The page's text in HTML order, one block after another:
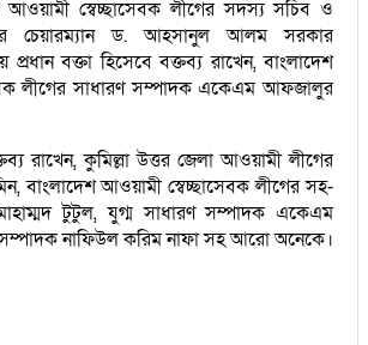
আওয়ামী স্বেচ্ছাসেবক লীগের সদস্য সচিব ও
চেয়ারম্যান ড. আহসানুল আলম সরকার
প্রধান বক্তা হিসেবে বক্তব্য রাখেন, বাংলাদেশ
লীগের সাধারণ সম্পাদক একেএম আফজালুর
রাখেন, কুমিল্লা উত্তর জেলা আওয়ামী লীগের
বাংলাদেশ আওয়ামী স্বেচ্ছাসেবক লীগের সহ-
টুটুল, যুগ্ম সাধারণ সম্পাদক একেএম
নাফিউল করিম নাফা সহ আরো অনেকে।